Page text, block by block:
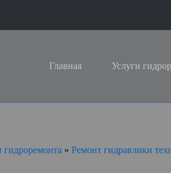
Главная Услуги
гидроремонта »Ремонт гидравлики